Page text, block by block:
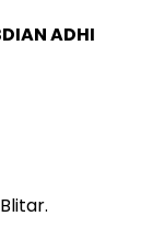
ADHI